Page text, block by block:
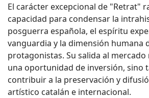
El carácter excepcional de "Retrat"
capacidad para condensar la
posguerra española, el espíritu
vanguardia y la dimensión humana
protagonistas. Su salida al
una oportunidad de inversión, sino
contribuir a la preservación y
artístico catalán e internacional.